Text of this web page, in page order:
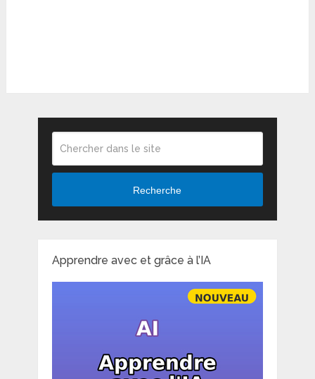
Recherche
Apprendre avec et grâce à l’IA